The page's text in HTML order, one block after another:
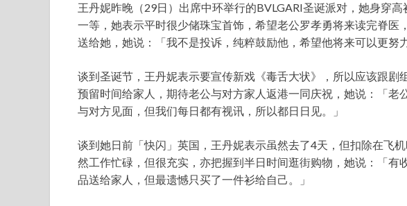
王丹妮昨晚（29日）出席中环举行的BVLGARI圣诞派对，她身穿
一等，她表示平时很少储珠宝首饰，希望老公罗孝勇将来读完脊医
送给她，她说：「我不是投诉，纯粹鼓励他，希望他将来可以更努
谈到圣诞节，王丹妮表示要宣传新戏《毒舌大状》，所以应该跟剧
预留时间给家人，期待老公与对方家人返港一同庆祝，她说：「老
与对方见面，但我们每日都有视讯，所以都日日见。」
谈到她日前「快闪」英国，王丹妮表示虽然去了4天，但扣除在飞
然工作忙碌，但很充实，亦把握到半日时间逛街购物，她说：「有
品送给家人，但最遗憾只买了一件衫给自己。」